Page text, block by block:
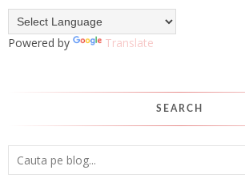
Powered by Translate
SEARCH